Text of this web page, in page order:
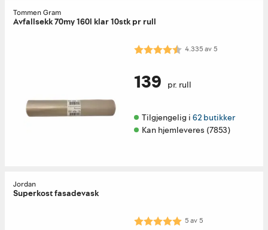
Tommen Gram
Avfallsekk 70my 160l klar 10stk pr rull
Karakter: 4.3 av 5 mulige
4.335av5
139 pr. rull
Tilgjengelig i 62 butikker
Kan hjemleveres (7853)
Jordan
Superkost fasadevask
Karakter: 5.0 av 5 mulige
5av5